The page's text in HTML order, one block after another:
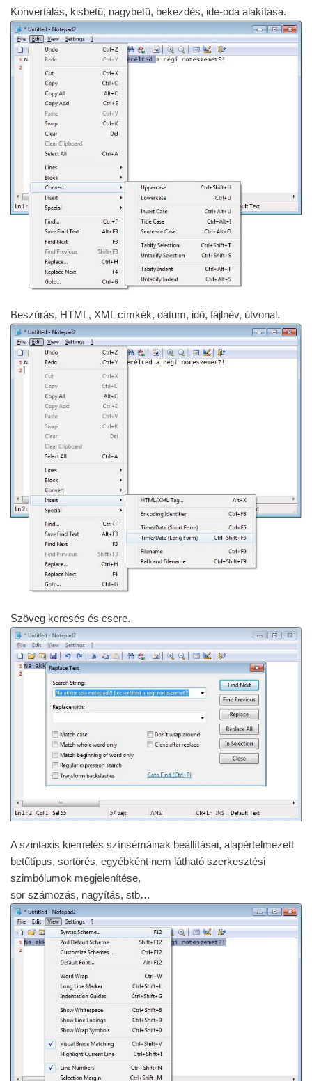
Konvertálás, kisbetű, nagybetű, bekezdés, ide-oda alakítása.
Beszúrás, HTML, XML címkék, dátum, idő, fájlnév, útvonal.
Szöveg keresés és csere.
A szintaxis kiemelés színsémáinak beállításai, alapértelmezett
betűtípus, sortörés, egyébként nem látható szerkesztési
szimbólumok megjelenítése,
sor számozás, nagyítás, stb…